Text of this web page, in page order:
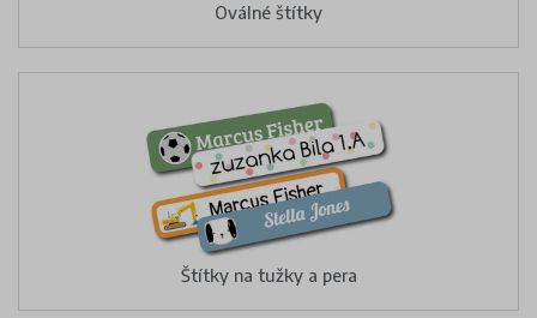
Oválné štítky
Štítky na tužky a pera